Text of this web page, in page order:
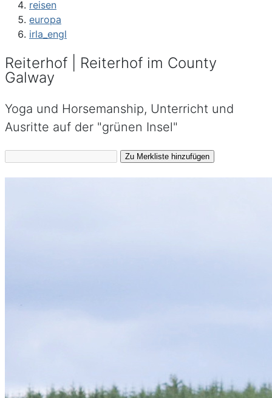
reisen
europa
irla_engl
Reiterhof | Reiterhof im County
Galway
Yoga und Horsemanship, Unterricht und
Ausritte auf der "grünen Insel"